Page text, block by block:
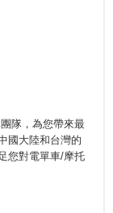
隊，為您帶來最
國大陸和台灣的
您對電單車/摩托